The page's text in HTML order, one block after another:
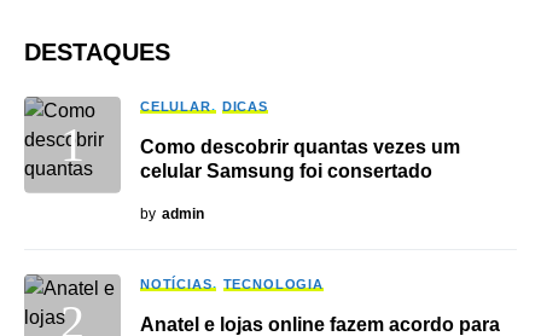
DESTAQUES
CELULAR DICAS
Como descobrir quantas vezes um
celular Samsung foi consertado
by admin
NOTÍCIAS TECNOLOGIA
Anatel e lojas online fazem acordo para